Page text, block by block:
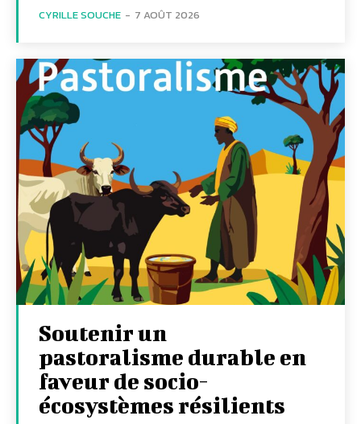
CYRILLE SOUCHE - 7 AOÛT 2026
Soutenir un
pastoralisme durable en
faveur de socio-
écosystèmes résilients